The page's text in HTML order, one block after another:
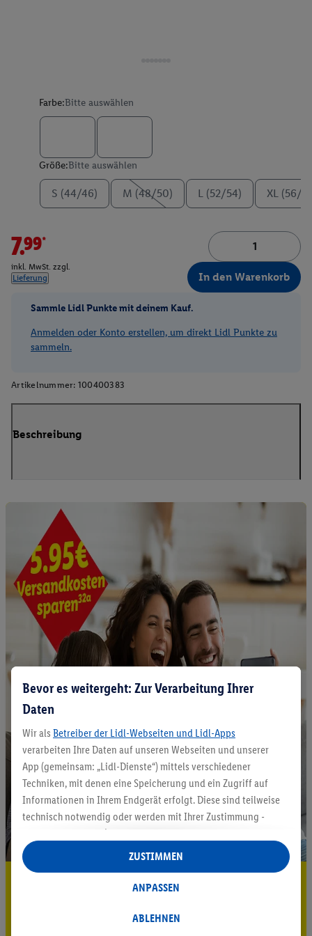
Farbe:Bitte auswählen
Größe:Bitte auswählen
S (44/46) M (48/50) L (52/54) XL (56/
7.99*
inkl. MwSt. zzgl.
Lieferung
In den Warenkorb
Sammle Lidl Punkte mit deinem Kauf.
Anmelden oder Konto erstellen, um direkt Lidl Punkte zu
sammeln.
Artikelnummer: 100400383
Beschreibung
5.95 € Versand sparen³²ᵃ
Bevor es weitergeht: Zur Verarbeitung Ihrer
Daten
Wir als Betreiber der Lidl-Webseiten und Lidl-Apps
verarbeiten Ihre Daten auf unseren Webseiten und unserer
App (gemeinsam: „Lidl-Dienste“) mittels verschiedener
Techniken, mit denen eine Speicherung und ein Zugriff auf
Informationen in Ihrem Endgerät erfolgt. Diese sind teilweise
technisch notwendig oder werden mit Ihrer Zustimmung -
auch durch Partner (u.a.
Verantwortliche; im Zusammenhang mit dem IAB TCF
insgesamt
Statistik-Erstellung oder für personalisierte Werbung
Datenverarbeitungen für personalisierte Werbung werden
ABLEHNEN
ANPASSEN
ZUSTIMMEN